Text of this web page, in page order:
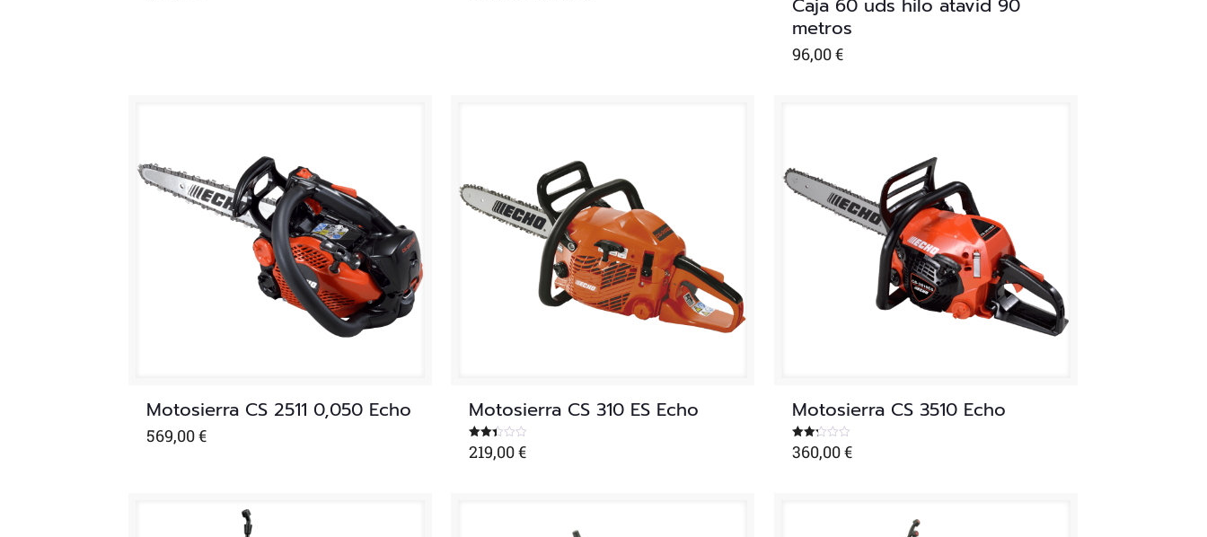
Caja 60 uds hilo atavid 90
metros
96,00€
Motosierra CS 2511 0,050 Echo
569,00€
Motosierra CS 310 ES Echo
Valorado
con
219,00€
Motosierra CS 3510 Echo
Valorado
con
360,00€